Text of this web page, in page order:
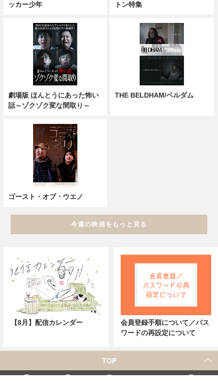
ッカー少年
トン特集
劇場版 ほんとうにあった怖い
話～ゾクゾク変な間取り～
THE BELDHAM/ベルダム
ゴースト・オブ・ウエノ
今週の映画をもっと見る
【8月】配信カレンダー
会員登録手順について／パス
ワードの再設定について
TOP